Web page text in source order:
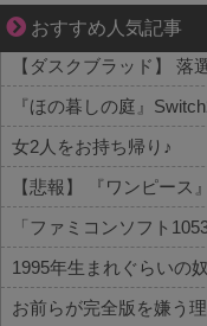
おすすめ人気記事
夫婦なのに、心が一番遠
『ほの暮しの庭』
女2人をお持ち帰り♪
お前らが完全版を嫌う